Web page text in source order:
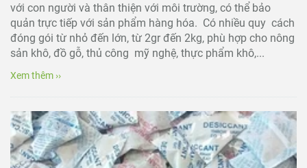
với con người và thân thiện với môi trường, có thể bảo
quản trực tiếp với sản phẩm hàng hóa. Có nhiều quy cách
đóng gói từ nhỏ đến lớn, từ 2gr đến 2kg, phù hợp cho nông
sản khô, đồ gỗ, thủ công mỹ nghệ, thực phẩm khô,...
Xem thêm ››